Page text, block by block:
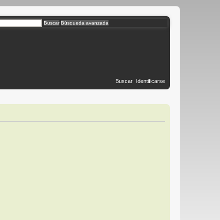
Buscar Búsqueda avanzada
Identificarse
Buscar